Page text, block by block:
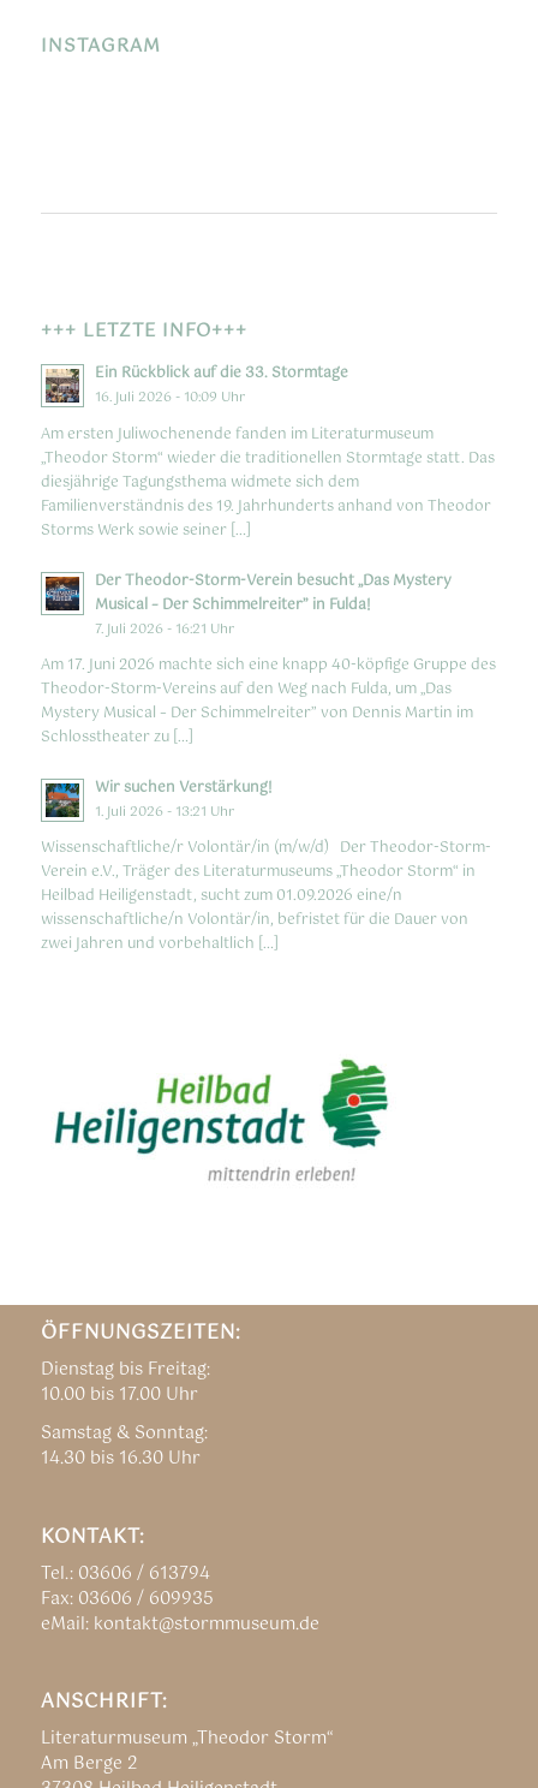
INSTAGRAM
+++ LETZTE INFO+++
Ein Rückblick auf die 33. Stormtage
16. Juli 2026 - 10:09 Uhr
Am ersten Juliwochenende fanden im Literaturmuseum
„Theodor Storm“ wieder die traditionellen Stormtage statt. Das
diesjährige Tagungsthema widmete sich dem
Familienverständnis des 19. Jahrhunderts anhand von Theodor
Storms Werk sowie seiner […]
Der Theodor-Storm-Verein besucht „Das Mystery
Musical – Der Schimmelreiter” in Fulda!
7. Juli 2026 - 16:21 Uhr
Am 17. Juni 2026 machte sich eine knapp 40-köpfige Gruppe des
Theodor-Storm-Vereins auf den Weg nach Fulda, um „Das
Mystery Musical – Der Schimmelreiter” von Dennis Martin im
Schlosstheater zu […]
Wir suchen Verstärkung!
1. Juli 2026 - 13:21 Uhr
Wissenschaftliche/r Volontär/in (m/w/d) Der Theodor-Storm-
Verein e.V., Träger des Literaturmuseums „Theodor Storm“ in
Heilbad Heiligenstadt, sucht zum 01.09.2026 eine/n
wissenschaftliche/n Volontär/in, befristet für die Dauer von
zwei Jahren und vorbehaltlich […]
ÖFFNUNGSZEITEN:
Dienstag bis Freitag:
10.00 bis 17.00 Uhr
Samstag & Sonntag:
14.30 bis 16.30 Uhr
KONTAKT:
Tel.: 03606 / 613794
Fax: 03606 / 609935
eMail: kontakt@stormmuseum.de
ANSCHRIFT:
Literaturmuseum „Theodor Storm“
Am Berge 2